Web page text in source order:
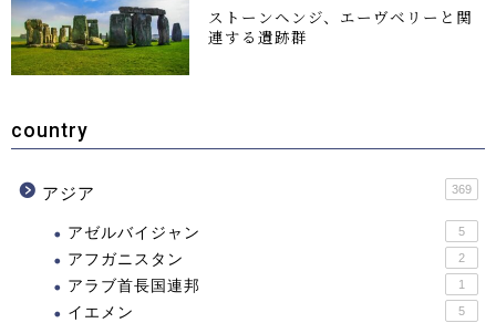
ストーンヘンジ、エーヴベリーと関
連する遺跡群
country
アジア 369
アゼルバイジャン 5
アフガニスタン 2
アラブ首長国連邦 1
イエメン 5